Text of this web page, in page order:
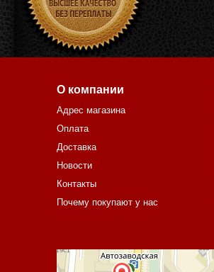
О компании
Адрес магазина
Оплата
Доставка
Новости
Контакты
Почему покупают у нас